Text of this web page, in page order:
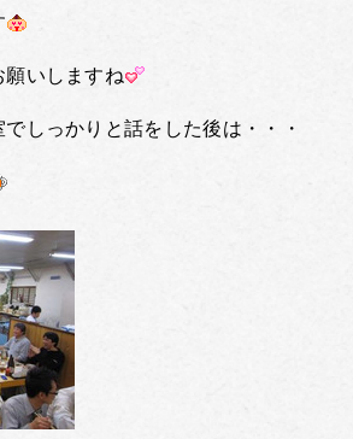
願いしますね
しっかりと話をした後は・・・